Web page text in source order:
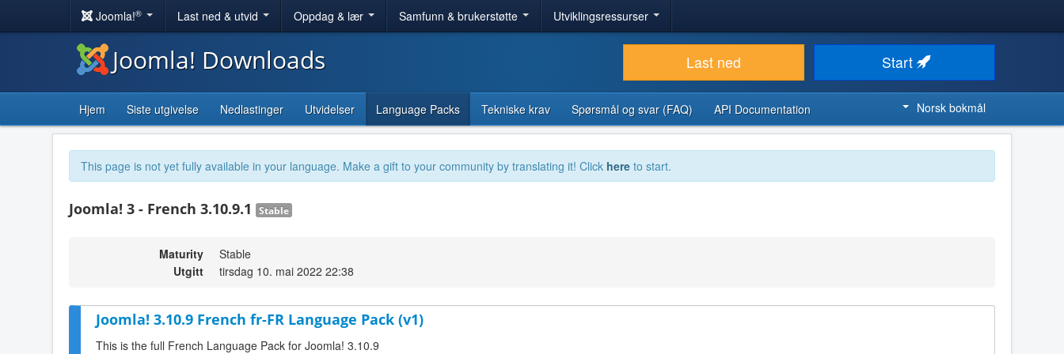
Joomla!® Last ned & utvid Oppdag & lær Samfunn & brukerstøtte Utviklingsressurser
Joomla! Downloads Last ned Start
Hjem Siste utgivelse Nedlastinger Utvidelser Language Packs Tekniske krav Spørsmål og svar (FAQ) API Documentation Norsk bokmål
This page is not yet fully available in your language. Make a gift to your community by translating it! Click here to start.
Joomla! 3 - French 3.10.9.1 Stable
Maturity
Stable
Utgitt
tirsdag 10. mai 2022 22:38
Joomla! 3.10.9 French fr-FR Language Pack (v1)
This is the full French Language Pack for Joomla! 3.10.9